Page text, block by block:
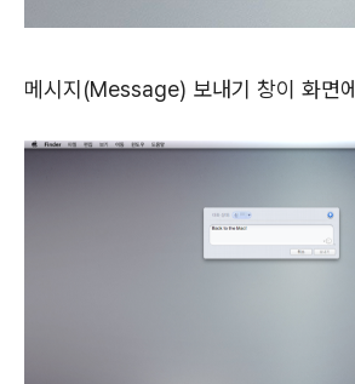
메시지(Message) 보내기 창이 화면에